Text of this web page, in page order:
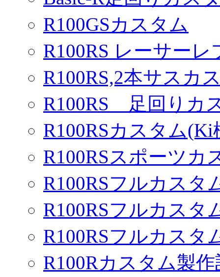
R100GSカスタム
R100RS レーサー
R100RS,2本サスカ
R100RS 足回りカ
R100RSカスタム(Ki
R100RSスポーツカ
R100RSフルカスタ
R100RSフルカスタ
R100RSフルカスタ
R100Rカスタム製作